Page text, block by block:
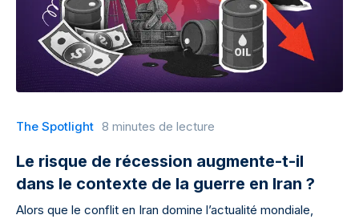
The Spotlight 8 minutes de lecture
Le risque de récession augmente-t-il
dans le contexte de la guerre en Iran ?
Alors que le conflit en Iran domine l’actualité mondiale,